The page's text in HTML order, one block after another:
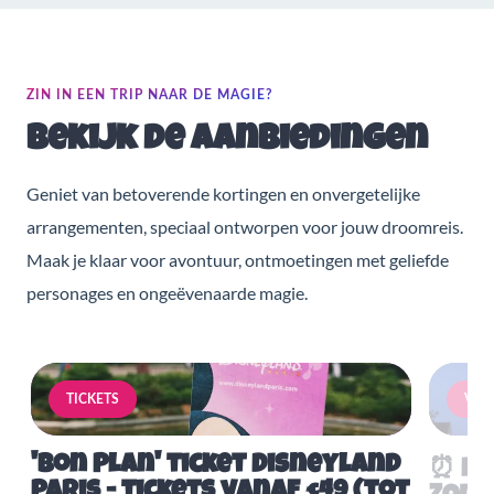
ZIN IN EEN TRIP NAAR DE MAGIE?
Bekijk de aanbiedingen
Geniet van betoverende kortingen en onvergetelijke
arrangementen, speciaal ontworpen voor jouw droomreis.
Maak je klaar voor avontuur, ontmoetingen met geliefde
personages en ongeëvenaarde magie.
TICKETS
'Bon Plan' ticket Disneyland
⏰